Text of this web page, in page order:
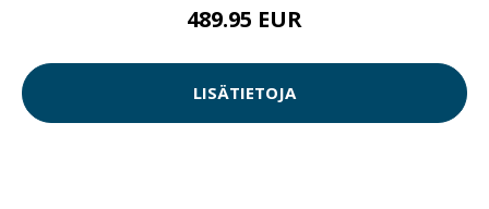
489.95 EUR
LISÄTIETOJA